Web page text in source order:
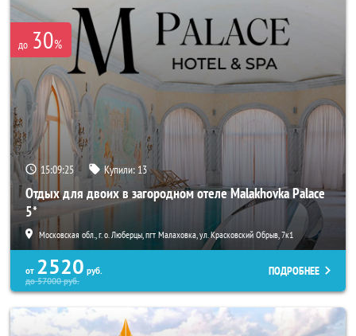
до 30%
15:09:22 Купили: 13
Отдых для двоих в загородном отеле Malakhovka Palace
5*
Московская обл., г. о. Люберцы, пгт Малаховка, ул. Красковский Обрыв, 7к1
от 2520 руб.
до57000руб.
ПОДРОБНЕЕ